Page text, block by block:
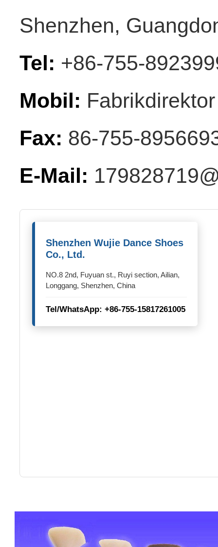
Shenzhen,
Tel: +86-755-
Mobil:
Fax: 86-755-
E-Mail:
Shenzhen Wujie Dance Shoes
Co., Ltd.
NO.8 2nd, Fuyuan st., Ruyi section, Ailian,
Longgang, Shenzhen, China
Tel/WhatsApp: +86-755-15817261005